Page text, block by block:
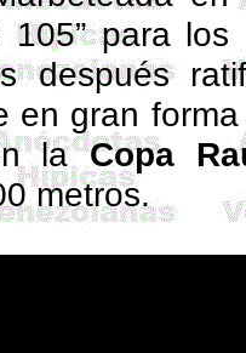
para los
después
en gran
laCopa
metros.